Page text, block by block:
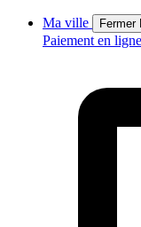
Ma ville Fermer
Paiement en ligne